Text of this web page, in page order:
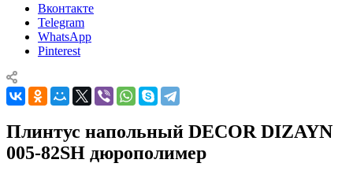
Вконтакте
Telegram
WhatsApp
Pinterest
Плинтус напольный DECOR DIZAYN
005-82SH дюрополимер